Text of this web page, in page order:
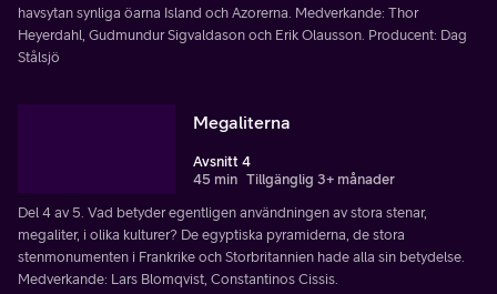
havsytan synliga öarna Island och Azorerna. Medverkande: Thor
Heyerdahl, Gudmundur Sigvaldason och Erik Olausson. Producent: Dag
Stålsjö
Megaliterna
Avsnitt 4
45 min Tillgänglig 3+ månader
Del 4 av 5. Vad betyder egentligen användningen av stora stenar,
megaliter, i olika kulturer? De egyptiska pyramiderna, de stora
stenmonumenten i Frankrike och Storbritannien hade alla sin betydelse.
Medverkande: Lars Blomqvist, Constantinos Cissis.